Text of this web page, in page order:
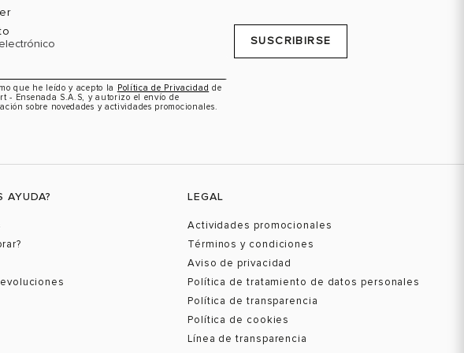
que he leído y acepto la Política de Privacidad de
- Ensenada S.A.S, y autorizo el envío de
sobre novedades y actividades promocionales.
SUSCRIBIRSE
AYUDA? LEGAL
Actividades promocionales
Términos y condiciones
Aviso de privacidad
Política de tratamiento de datos personales
Política de transparencia
Política de cookies
Línea de transparencia